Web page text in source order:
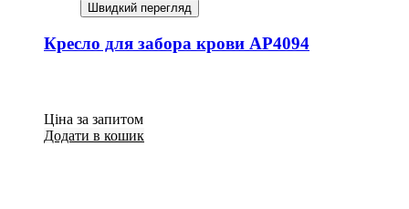
Швидкий перегляд
Кресло для забора крови AP4094
Ціна за запитом
Додати в кошик